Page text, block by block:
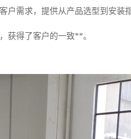
需求，提供从产品选型到安装
获得了客户的一致**。